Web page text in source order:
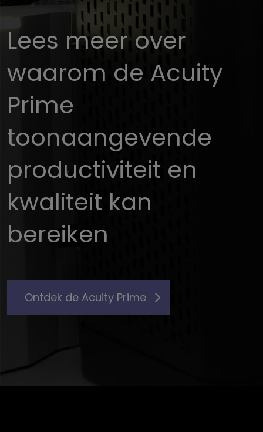
Lees meer over
waarom de Acuity
Prime
toonaangevende
productiviteit en
kwaliteit kan
bereiken
Ontdek de Acuity Prime